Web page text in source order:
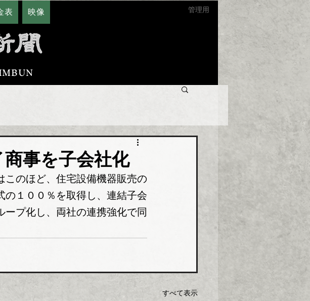
表 映像 管理用
事を子会社化
このほど、住宅設備機器販売の
の１００％を取得し、連結子会
プ化し、両社の連携強化で同
すべて表示